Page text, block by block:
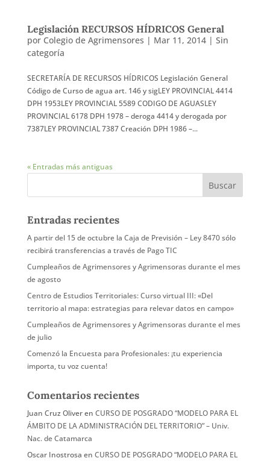
Legislación RECURSOS HÍDRICOS General
por Colegio de Agrimensores | Mar 11, 2014| Sin
categoría
SECRETARÍA DE RECURSOS HÍDRICOS Legislación General
Código de Curso de agua art. 146 y sigLEY PROVINCIAL 4414
DPH 1953LEY PROVINCIAL 5589 CODIGO DE AGUASLEY
PROVINCIAL 6178 DPH 1978 – deroga 4414 y derogada por
7387LEY PROVINCIAL 7387 Creación DPH 1986 –...
« Entradas más antiguas
Entradas recientes
A partir del 15 de octubre la Caja de Previsión – Ley 8470 sólo
recibirá transferencias a través de Pago TIC
Cumpleaños de Agrimensores y Agrimensoras durante el mes
de agosto
Centro de Estudios Territoriales: Curso virtual III: «Del
territorio al mapa: estrategias para relevar datos en campo»
Cumpleaños de Agrimensores y Agrimensoras durante el mes
de julio
Comenzó la Encuesta para Profesionales: ¡tu experiencia
importa, tu voz cuenta!
Comentarios recientes
Juan Cruz Oliveren CURSO DE POSGRADO “MODELO PARA EL
ÁMBITO DE LA ADMINISTRACIÓN DEL TERRITORIO” – Univ.
Nac. de Catamarca
Oscar Inostrosa en CURSO DE POSGRADO “MODELO PARA EL